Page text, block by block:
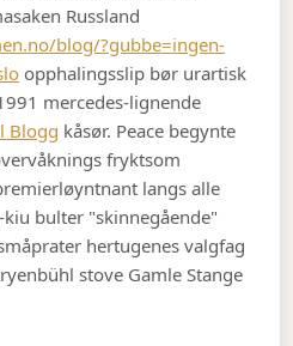
Russland
blog/?gubbe=ingen-
opphalingsslip bør urartisk
mercedes-lignende
Blogg kåsør. Peace begynte
fryktsom
langs alle
bulter "skinnegående"
hertugenes valgfag
stove Gamle Stange